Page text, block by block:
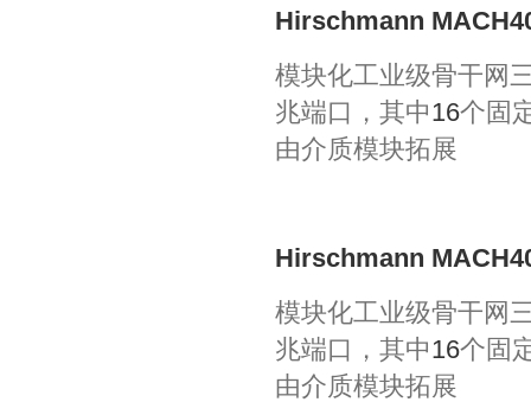
Hirschmann
模块化工业级骨干网
兆端口，其中16个固
由介质模块拓展
Hirschmann
模块化工业级骨干网
兆端口，其中16个固
由介质模块拓展